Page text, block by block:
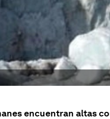
encuentran altas